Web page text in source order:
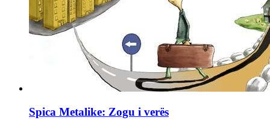
Spica Metalike: Zogu i verës